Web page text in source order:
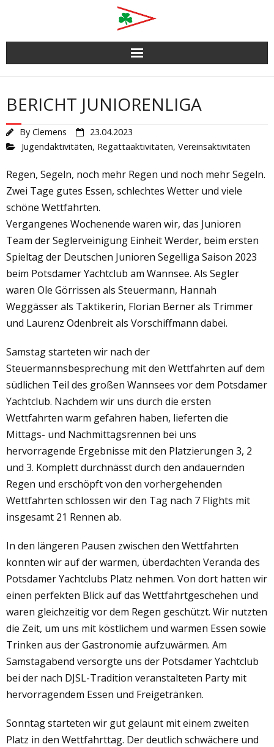
content
BERICHT JUNIORENLIGA
By Clemens
23.04.2023
Jugendaktivitäten, Regattaaktivitäten, Vereinsaktivitäten
Regen, Segeln, noch mehr Regen und noch mehr Segeln.
Zwei Tage gutes Essen, schlechtes Wetter und viele
schöne Wettfahrten.
Vergangenes Wochenende waren wir, das Junioren
Team der Seglerveinigung Einheit Werder, beim ersten
Spieltag der Deutschen Junioren Segelliga Saison 2023
beim Potsdamer Yachtclub am Wannsee. Als Segler
waren Ole Görrissen als Steuermann, Hannah
Weggässer als Taktikerin, Florian Berner als Trimmer
und Laurenz Odenbreit als Vorschiffmann dabei.
Samstag starteten wir nach der
Steuermannsbesprechung mit den Wettfahrten auf dem
südlichen Teil des großen Wannsees vor dem Potsdamer
Yachtclub. Nachdem wir uns durch die ersten
Wettfahrten warm gefahren haben, lieferten die
Mittags- und Nachmittagsrennen bei uns
hervorragende Ergebnisse mit den Platzierungen 3, 2
und 3. Komplett durchnässt durch den andauernden
Regen und erschöpft von den vorhergehenden
Wettfahrten schlossen wir den Tag nach 7 Flights mit
insgesamt 21 Rennen ab.
In den längeren Pausen zwischen den Wettfahrten
konnten wir auf der warmen, überdachten Veranda des
Potsdamer Yachtclubs Platz nehmen. Von dort hatten wir
einen perfekten Blick auf das Wettfahrtgeschehen und
waren gleichzeitig vor dem Regen geschützt. Wir nutzten
die Zeit, um uns mit köstlichem und warmen Essen sowie
Trinken aus der Gastronomie aufzuwärmen. Am
Samstagabend versorgte uns der Potsdamer Yachtclub
bei der nach DJSL-Tradition veranstalteten Party mit
hervorragendem Essen und Freigetränken.
Sonntag starteten wir gut gelaunt mit einem zweiten
Platz in den Wettfahrttag. Der deutlich schwächere und